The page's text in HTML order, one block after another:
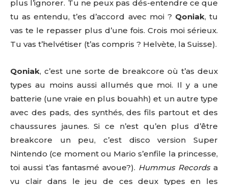
plus l’ignorer. Tu ne peux pas dés-entendre ce que
tu as entendu, t’es d’accord avec moi ? Qoniak, tu
vas te le repasser plus d’une fois. Crois moi sérieux.
Tu vas t’helvétiser (t’as compris ? Helvète, la Suisse).
Qoniak, c’est une sorte de breakcore où t’as deux
types au moins aussi allumés que moi. Il y a une
batterie (une vraie en plus bouahh) et un autre type
avec des pads, des synthés, des fils partout et des
chaussures jaunes. Si ce n’est qu’en plus d’être
breakcore un peu, c’est disco version Super
Nintendo (ce moment ou Mario s’enfile la princesse,
toi aussi t’as fantasmé avoue?). Hummus Recordsa
vu clair dans le jeu de ces deux types en les